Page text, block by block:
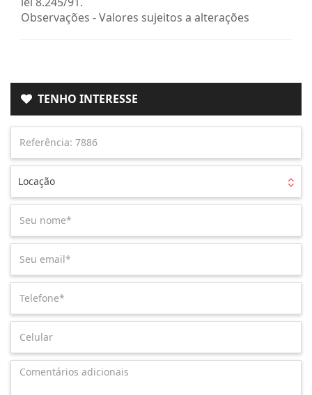
Observações - Valores sujeitos a alterações
TENHO INTERESSE
Locação